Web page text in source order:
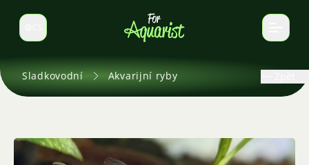
Select language
Sladkovodní Akvarijní ryby